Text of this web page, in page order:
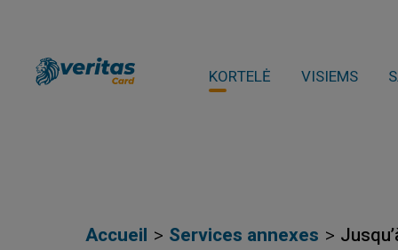
KORTELĖ VISIEMS
Accueil Services annexes